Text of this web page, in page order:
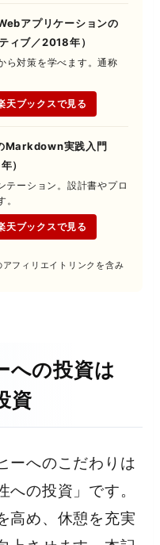
アプリケーションの
ィブ／2018年）
ら対策を学べます。通称
天ブックスで見る
Markdown実践入門
）
テーション。設計書やプロ
天ブックスで見る
フィリエイトリンクを含み
への投資は
資
ーへのこだわりは
への投資」です。
高め、休憩を充実